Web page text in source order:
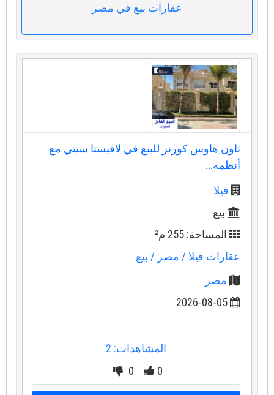
عقارات بيع في مصر
تاون هاوس كورنر للبيع في لافيستا سيتي مع
أنظمة...
فيلا
بيع
المساحة: 255 م²
عقارات فيلا/ مصر / بيع
مصر
2026-08-05
المشاهدات: 2
0
0